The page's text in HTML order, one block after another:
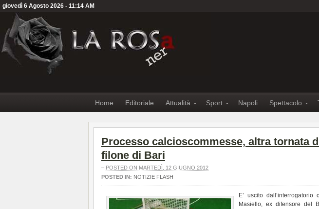
giovedì 6 Agosto 2026 - 11:14 AM
Home Editoriale Attualità Sport Napoli Spettacolo
Processo calcioscommesse, altra tornata
filone di Bari
– POSTED ON MARTEDÌ, 12 GIUGNO 2012
POSTED IN: NOTIZIE FLASH
E’ uscito
Masiello, ex difensore del